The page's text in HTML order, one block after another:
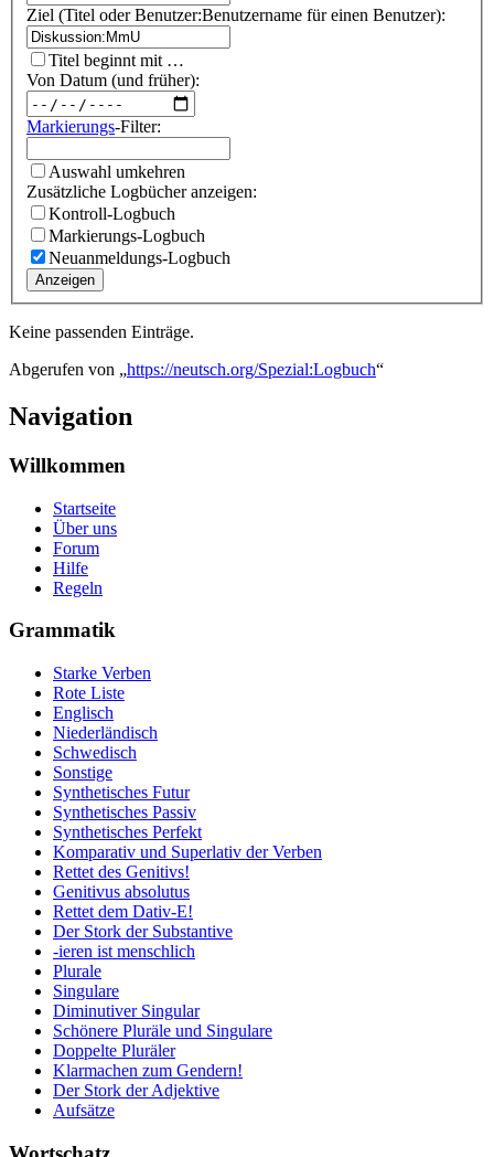
Ziel (Titel oder Benutzer:Benutzername für einen Benutzer):
Titel beginnt mit …
Von Datum (und früher):
Markierungs-Filter:
Auswahl umkehren
Zusätzliche Logbücher anzeigen:
Kontroll-Logbuch
Markierungs-Logbuch
Neuanmeldungs-Logbuch
Anzeigen
Keine passenden Einträge.
Abgerufen von „https://neutsch.org/Spezial:Logbuch“
Navigation
Willkommen
Startseite
Über uns
Forum
Hilfe
Regeln
Grammatik
Starke Verben
Rote Liste
Englisch
Niederländisch
Schwedisch
Sonstige
Synthetisches Futur
Synthetisches Passiv
Synthetisches Perfekt
Komparativ und Superlativ der Verben
Rettet des Genitivs!
Genitivus absolutus
Rettet dem Dativ-E!
Der Stork der Substantive
-ieren ist menschlich
Plurale
Singulare
Diminutiver Singular
Schönere Pluräle und Singulare
Doppelte Pluräler
Klarmachen zum Gendern!
Der Stork der Adjektive
Aufsätze